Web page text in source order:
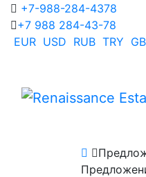
+7-988-284-4378
+7 988 284-43-78
EUR USD RUB TRY